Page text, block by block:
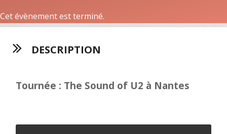
Cet évènement est terminé.
DESCRIPTION
Tournée : The Sound of U2 à Nantes